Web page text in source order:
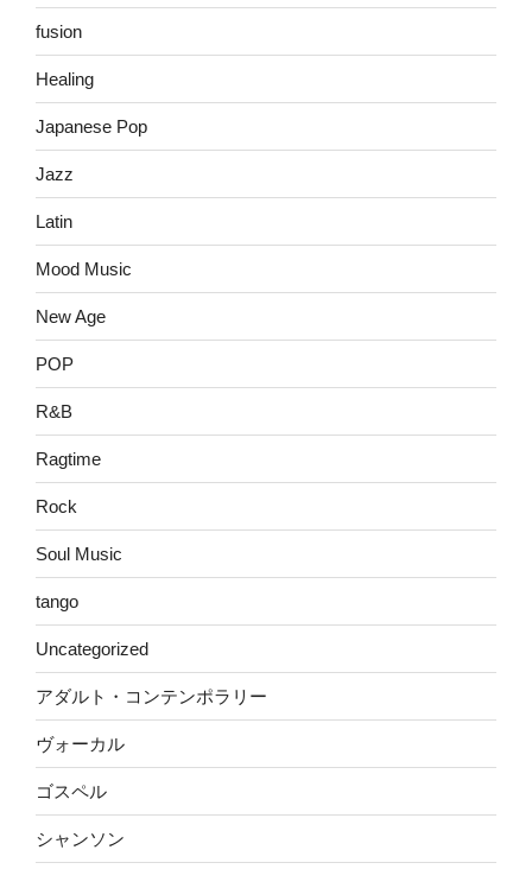
fusion
Healing
Japanese Pop
Jazz
Latin
Mood Music
New Age
POP
R&B
Ragtime
Rock
Soul Music
tango
Uncategorized
アダルト・コンテンポラリー
ヴォーカル
ゴスペル
シャンソン